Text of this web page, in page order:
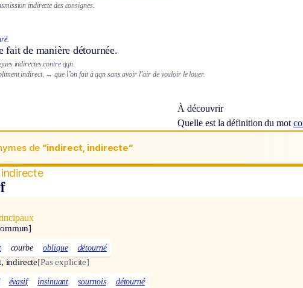
indirecte des consignes.
fait de manière détournée.
indirectes contre qqn.
indirect, → que l’on fait à qqn sans avoir l’air de vouloir le louer.
À découvrir
Quelle est la définition du mot
de “indirect, indirecte“
courbe oblique détourné
indirecte[Pas explicite]
évasif insinuant sournois détourné